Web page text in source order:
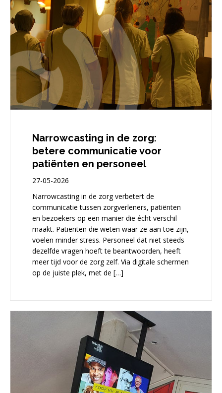
Narrowcasting in de zorg:
betere communicatie voor
patiënten en personeel
27-05-2026
Narrowcasting in de zorg verbetert de
communicatie tussen zorgverleners, patiënten
en bezoekers op een manier die écht verschil
maakt. Patiënten die weten waar ze aan toe zijn,
voelen minder stress. Personeel dat niet steeds
dezelfde vragen hoeft te beantwoorden, heeft
meer tijd voor de zorg zelf. Via digitale schermen
op de juiste plek, met de […]